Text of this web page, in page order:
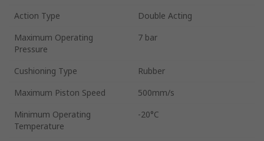
Action Type
Double Acting
Maximum Operating
Pressure
7 bar
Cushioning Type
Rubber
Maximum Piston Speed
500mm/s
Minimum Operating
Temperature
-20°C